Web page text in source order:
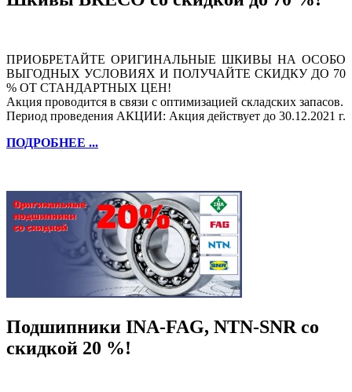
ПРИОБРЕТАЙТЕ ОРИГИНАЛЬНЫЕ ШКИВЫ НА ОСОБО
ВЫГОДНЫХ УСЛОВИЯХ И ПОЛУЧАЙТЕ СКИДКУ ДО 70
% ОТ СТАНДАРТНЫХ ЦЕН!
Акция проводится в связи с оптимизацией складских запасов.
Период проведения АКЦИИ: Акция действует до 30.12.2021 г.
ПОДРОБНЕЕ ...
Подшипники INA-FAG, NTN-SNR со
скидкой 20 %!